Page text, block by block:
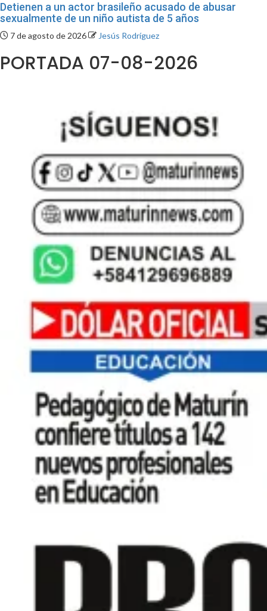
Detienen a un actor brasileño acusado de abusar
sexualmente de un niño autista de 5 años
7 de agosto de 2026 Jesús Rodríguez
PORTADA 07-08-2026